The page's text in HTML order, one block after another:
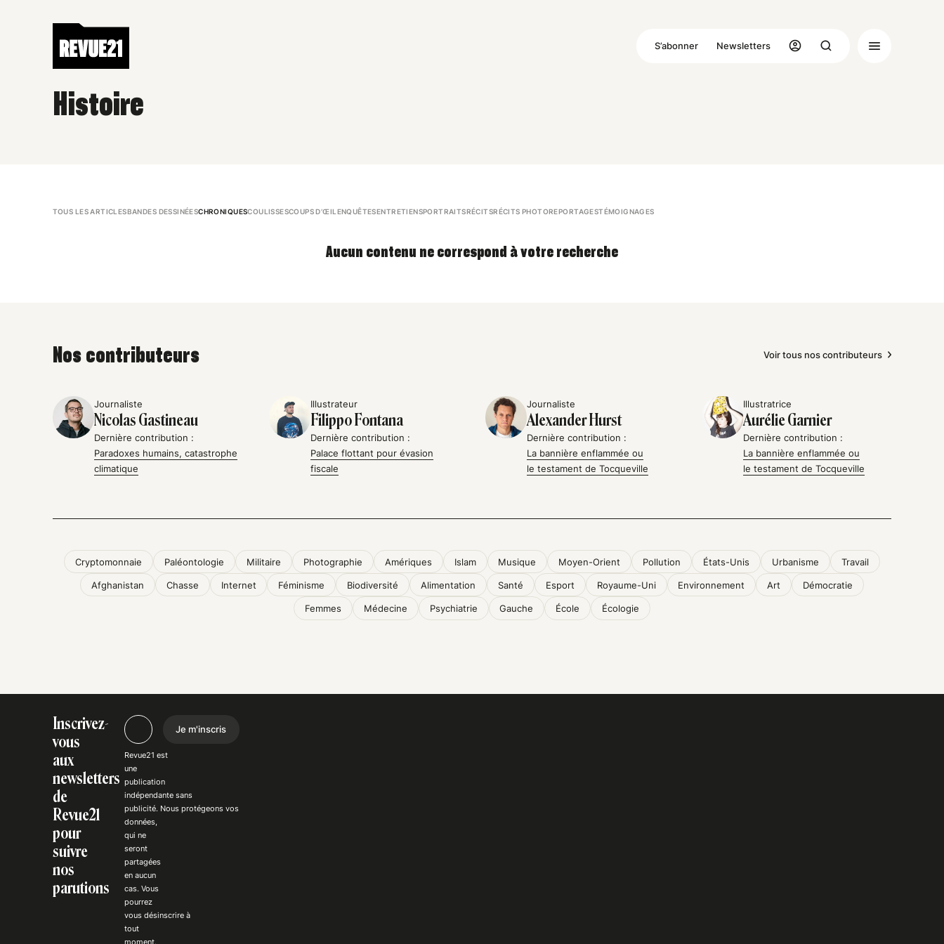
S’abonner Newsletters
Histoire
TOUS LES ARTICLESBANDES DESSINÉESCHRONIQUESCOULISSESCOUPS D’ŒIL ENQUÊTESENTRETIENSPORTRAITSRÉCITSRÉCITS PHOTOREPORTAGESTÉMOIGNAGES
Aucun contenu ne correspond à votre recherche
Nos contributeurs Voir tous nos contributeurs
Journaliste
Nicolas Gastineau
Dernière contribution :
Paradoxes humains, catastrophe
climatique
Illustrateur
Filippo Fontana
Dernière contribution :
Palace flottant pour évasion
fiscale
Journaliste
Alexander Hurst
Dernière contribution :
La bannière enflammée ou
le testament de Tocqueville
Illustratrice
Aurélie Garnier
Dernière contribution :
La bannière enflammée ou
le testament de Tocqueville
Cryptomonnaie Paléontologie Militaire Photographie Amériques Islam Musique Moyen-Orient Pollution États-Unis Urbanisme Travail
Afghanistan Chasse Internet Féminisme Biodiversité Alimentation Santé Esport Royaume-Uni Environnement Art Démocratie
Femmes Médecine Psychiatrie Gauche École Écologie
Inscrivez-
vous
aux
newsletters
de
Revue21
pour
suivre
nos
parutions
Je m'inscris
Revue21 est
une
publication
indépendantesans
publicité. Nousprotégeons vos
données,
qui ne
seront
partagées
en aucun
cas. Vous
pourrez
vousdésinscrire à
tout